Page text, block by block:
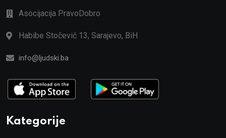
Asocijacija PravoDobro
Habibe Stočević 13, Sarajevo, BiH
info@ljudski.ba
Kategorije